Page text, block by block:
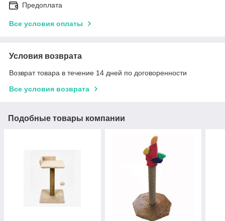
Предоплата
Все условия оплаты
Условия возврата
Возврат товара в течение 14 дней по договоренности
Все условия возврата
Подобные товары компании